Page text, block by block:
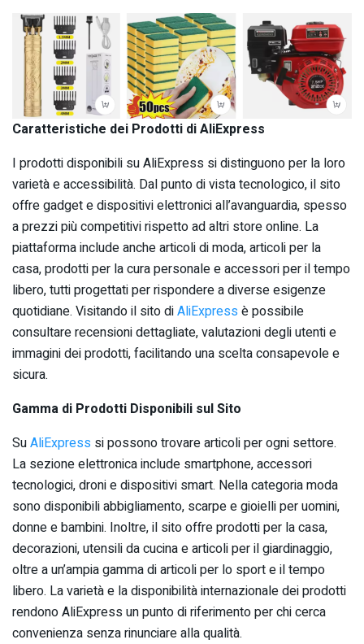
Caratteristiche dei Prodotti di AliExpress
I prodotti disponibili su AliExpress si distinguono per la loro
varietà e accessibilità. Dal punto di vista tecnologico, il sito
offre gadget e dispositivi elettronici all’avanguardia, spesso
a prezzi più competitivi rispetto ad altri store online. La
piattaforma include anche articoli di moda, articoli per la
casa, prodotti per la cura personale e accessori per il tempo
libero, tutti progettati per rispondere a diverse esigenze
quotidiane. Visitando il sito diAliExpress è possibile
consultare recensioni dettagliate, valutazioni degli utenti e
immagini dei prodotti, facilitando una scelta consapevole e
sicura.
Gamma di Prodotti Disponibili sul Sito
SuAliExpress si possono trovare articoli per ogni settore.
La sezione elettronica include smartphone, accessori
tecnologici, droni e dispositivi smart. Nella categoria moda
sono disponibili abbigliamento, scarpe e gioielli per uomini,
donne e bambini. Inoltre, il sito offre prodotti per la casa,
decorazioni, utensili da cucina e articoli per il giardinaggio,
oltre a un’ampia gamma di articoli per lo sport e il tempo
libero. La varietà e la disponibilità internazionale dei prodotti
rendono AliExpress un punto di riferimento per chi cerca
convenienza senza rinunciare alla qualità.